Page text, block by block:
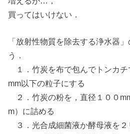
買ってはいけない．
「放射性物質を除去する浄水器
う．
１．竹炭を布で包んでトンカチ
mm以下の粒子にする
２．竹炭の粉を，直径１００
m）に詰める
３．光合成細菌液か酵母液を２